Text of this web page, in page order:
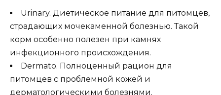
Urinary. Диетическое питание для питомцев,
страдающих мочекаменной болезнью. Такой
корм особенно полезен при камнях
инфекционного происхождения.
Dermato. Полноценный рацион для
питомцев с проблемной кожей и
дерматологическими болезнями.